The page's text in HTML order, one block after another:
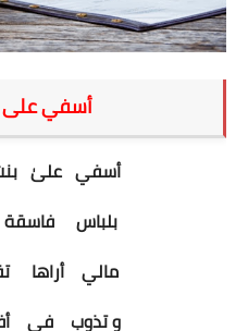
أسفي على
أسفي علىٰ بنت
بلباس
مالي أراها
و تذوب في